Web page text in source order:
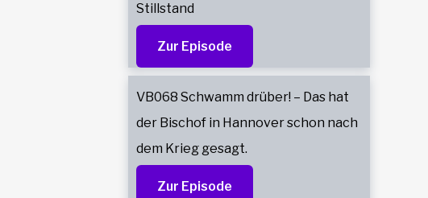
Stillstand
Zur Episode
VB068 Schwamm drüber! – Das hat
der Bischof in Hannover schon nach
dem Krieg gesagt.
Zur Episode